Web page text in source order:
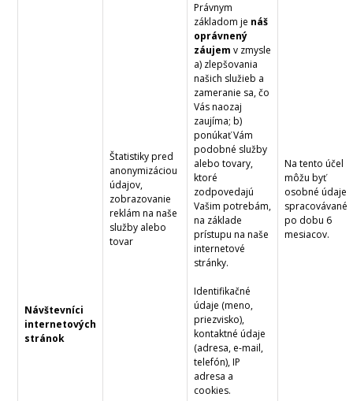
Návštevníci
internetových
stránok
Štatistiky pred
anonymizáciou
údajov,
zobrazovanie
reklám na naše
služby alebo
tovar
Právnym
základom je náš
oprávnený
záujem v zmysle
a) zlepšovania
našich služieb a
zameranie sa, čo
Vás naozaj
zaujíma; b)
ponúkať Vám
podobné služby
alebo tovary,
ktoré
zodpovedajú
Vašim potrebám,
na základe
prístupu na naše
internetové
stránky.
Identifikačné
údaje (meno,
priezvisko),
kontaktné údaje
(adresa, e-mail,
telefón), IP
adresa a
cookies.
Na tento účel
môžu byť
osobné údaje
spracovávané
po dobu 6
mesiacov.